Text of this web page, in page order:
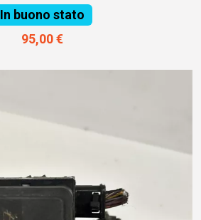
In buono stato
95,00 €